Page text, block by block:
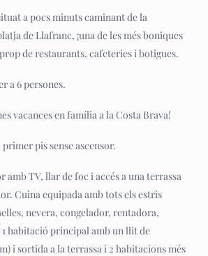
a pocs minuts caminant de la
de Llafranc, ¡una de les més boniques
de restaurants, cafeteries i botigues.
a 6 persones.
vacances en família a la Costa Brava!
pis sense ascensor.
amb TV, llar de foc i accés a una terrassa
Cuina equipada amb tots els estris
nevera, congelador, rentadora,
habitació principal amb un llit de
i sortida a la terrassa i 2 habitacions més